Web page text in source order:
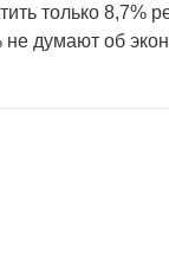
только 8,7%
думают об